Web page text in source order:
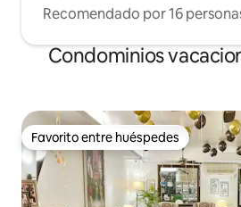
Recomendado por 16
Condominios
Favorito entre huéspedes
Favorito entre huéspedes